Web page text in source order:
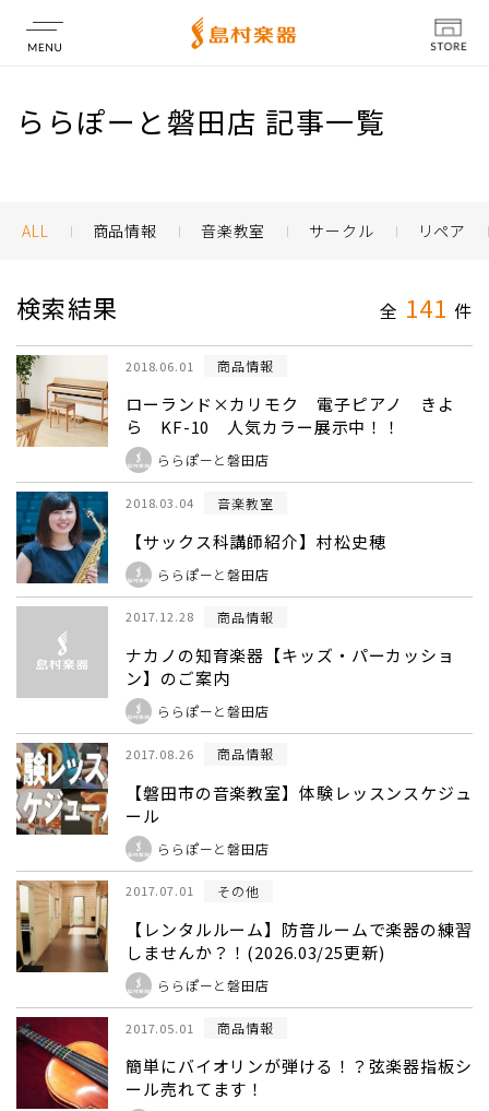
店舗情報
ららぽーと磐田店 記事一覧
ALL 商品情報 音楽教室 サークル リペア
検索結果 全 141 件
2018.06.01 商品情報
ローランド×カリモク 電子ピアノ きよ
ら KF-10 人気カラー展示中！！
ららぽーと磐田店
2018.03.04 音楽教室
【サックス科講師紹介】村松史穂
ららぽーと磐田店
2017.12.28 商品情報
ナカノの知育楽器【キッズ・パーカッショ
ン】のご案内
ららぽーと磐田店
2017.08.26 商品情報
【磐田市の音楽教室】体験レッスンスケジュ
ール
ららぽーと磐田店
2017.07.01 その他
【レンタルルーム】防音ルームで楽器の練習
しませんか？！(2026.03/25更新)
ららぽーと磐田店
2017.05.01 商品情報
簡単にバイオリンが弾ける！？弦楽器指板シ
ール売れてます！